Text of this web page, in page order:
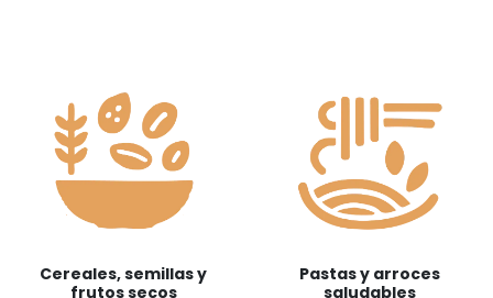
Cereales, semillas y
frutos secos
Pastas y arroces
saludables